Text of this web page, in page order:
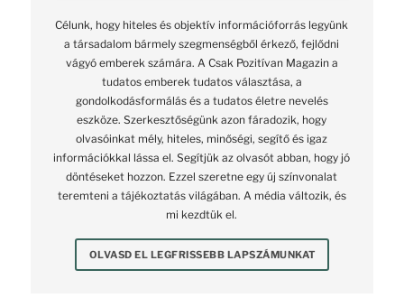
Célunk, hogy hiteles és objektív információforrás legyünk
a társadalom bármely szegmenségből érkező, fejlődni
vágyó emberek számára. A Csak Pozitívan Magazin a
tudatos emberek tudatos választása, a
gondolkodásformálás és a tudatos életre nevelés
eszköze. Szerkesztőségünk azon fáradozik, hogy
olvasóinkat mély, hiteles, minőségi, segítő és igaz
információkkal lássa el. Segítjük az olvasót abban, hogy jó
döntéseket hozzon. Ezzel szeretne egy új színvonalat
teremteni a tájékoztatás világában. A média változik, és
mi kezdtük el.
OLVASD EL LEGFRISSEBB LAPSZÁMUNKAT